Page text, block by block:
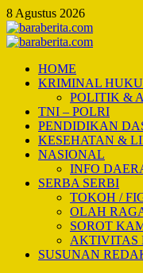
Skip
to
content
8 Agustus 2026
Primary
HOME
KRIMINAL
POLITIK &
TNI – POLRI
PENDIDIKAN
KESEHATAN &
NASIONAL
INFO
SERBA SERBI
TOKOH /
OLAH
SOROT
AKTIVITAS
SUSUNAN